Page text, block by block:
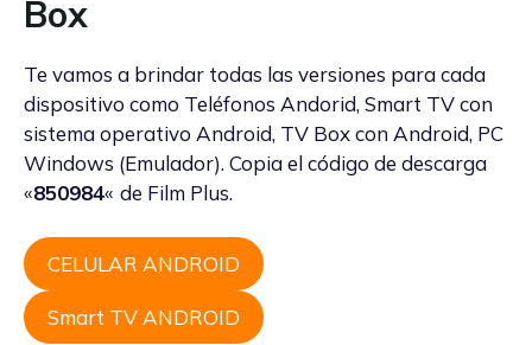
Box
Te vamos a brindar todas las versiones para cada
dispositivo como Teléfonos Andorid, Smart TV con
sistema operativo Android, TV Box con Android, PC
Windows (Emulador). Copia el código de descarga
«850984« de Film Plus.
CELULAR ANDROID
Smart TV ANDROID